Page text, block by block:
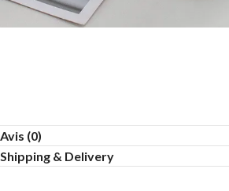
Avis (0)
Shipping & Delivery